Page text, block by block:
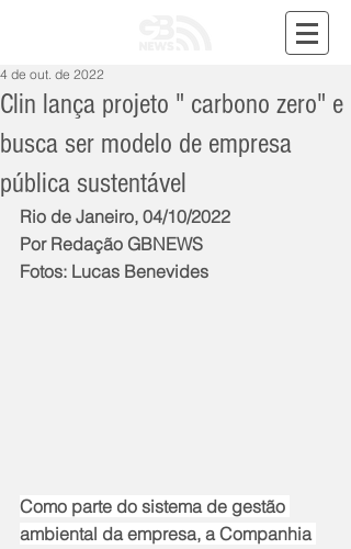
Clin lança projeto " carbono zero" e
busca ser modelo de empresa
pública sustentável
4 de out. de 2022
Rio de Janeiro, 04/10/2022
Por Redação GBNEWS
Fotos: Lucas Benevides
Como parte do sistema de gestão
ambiental da empresa, a Companhia